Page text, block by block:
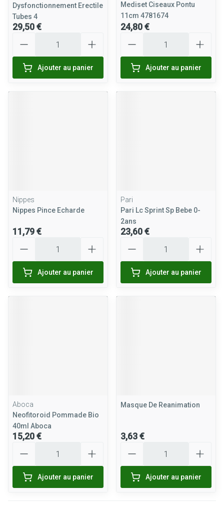
Dysfonctionnement Erectile
Tubes 4
29,50 €
Ajouter au panier
Mediset Ciseaux Pontu
11cm 4781674
24,80 €
Ajouter au panier
Nippes
Nippes Pince Echarde
11,79 €
Ajouter au panier
Pari
Pari Lc Sprint Sp Bebe 0-
2ans
23,60 €
Ajouter au panier
Aboca
Neofitoroid Pommade Bio
40ml Aboca
15,20 €
Ajouter au panier
Masque De Reanimation
3,63 €
Ajouter au panier